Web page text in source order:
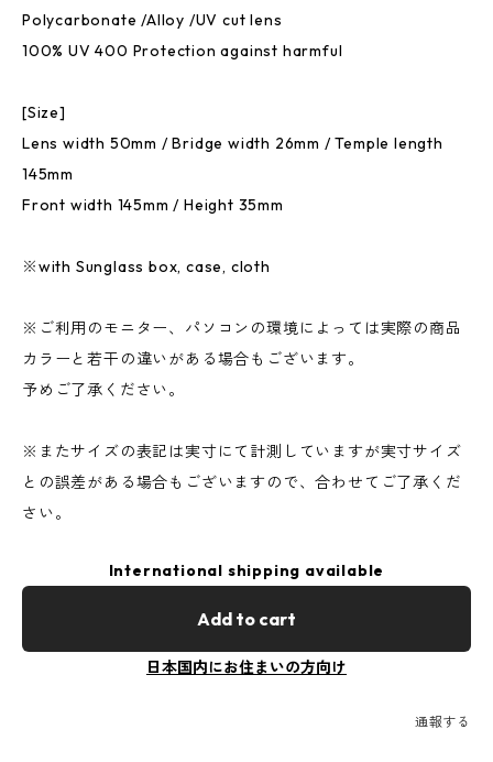
Polycarbonate /Alloy /UV cut lens
100% UV 400 Protection against harmful
[Size]
Lens width 50mm / Bridge width 26mm / Temple length
145mm
Front width 145mm / Height 35mm
※with Sunglass box, case, cloth
※ご利用のモニター、パソコンの環境によっては実際の商品
カラーと若干の違いがある場合もございます。
予めご了承ください。
※またサイズの表記は実寸にて計測していますが実寸サイズ
との誤差がある場合もございますので、合わせてご了承くだ
さい。
International shipping available
Add to cart
日本国内にお住まいの方向け
通報する